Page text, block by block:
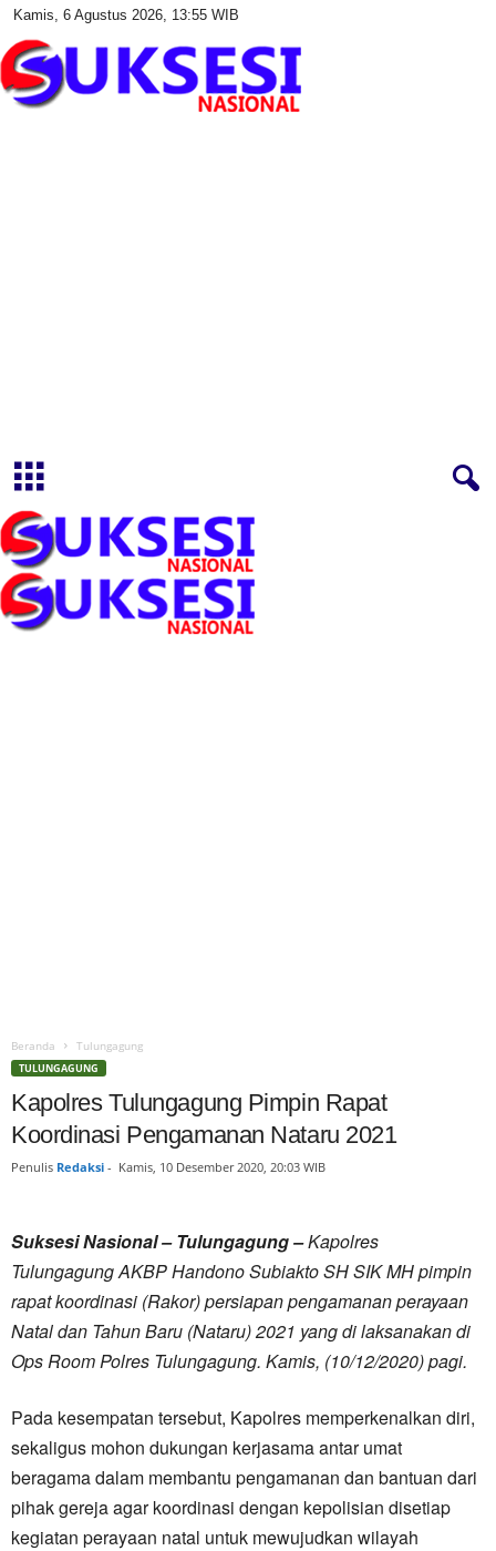
Kamis, 6 Agustus 2026, 13:55 WIB
Beranda Tulungagung
TULUNGAGUNG
Kapolres Tulungagung Pimpin Rapat
Koordinasi Pengamanan Nataru 2021
Penulis Redaksi - Kamis, 10 Desember 2020, 20:03 WIB
Suksesi Nasional – Tulungagung –Kapolres
Tulungagung AKBP Handono Subiakto SH SIK MH pimpin
rapat koordinasi (Rakor) persiapan pengamanan perayaan
Natal dan Tahun Baru (Nataru) 2021 yang di laksanakan di
Ops Room Polres Tulungagung. Kamis, (10/12/2020) pagi.
Pada kesempatan tersebut, Kapolres memperkenalkan diri,
sekaligus mohon dukungan kerjasama antar umat
beragama dalam membantu pengamanan dan bantuan dari
pihak gereja agar koordinasi dengan kepolisian disetiap
kegiatan perayaan natal untuk mewujudkan wilayah